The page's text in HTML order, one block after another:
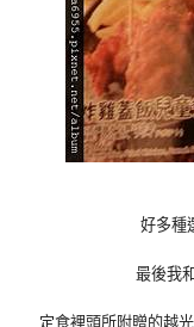
好多種
最後我
定食裡頭所附贈的越